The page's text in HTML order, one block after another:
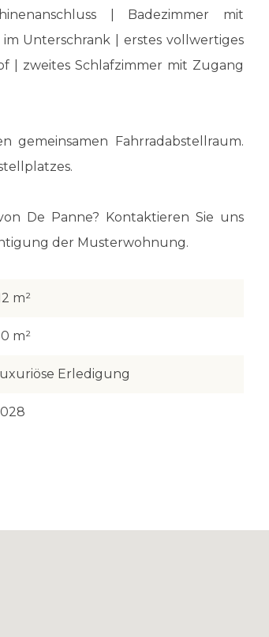
| Badezimmer mit
Unterschrank | erstes vollwertiges
| zweites Schlafzimmer mit Zugang
Fahrradabstellraum.
De Panne? Kontaktieren Sie uns
der Musterwohnung.
m²
m²
Erledigung